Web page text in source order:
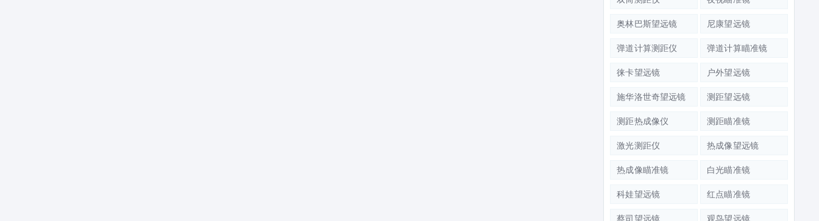
奥林巴斯望远镜 尼康望远镜
弹道计算测距仪 弹道计算瞄准镜
徕卡望远镜 户外望远镜
施华洛世奇望远镜 测距望远镜
测距热成像仪 测距瞄准镜
激光测距仪 热成像望远镜
热成像瞄准镜 白光瞄准镜
科娃望远镜 红点瞄准镜
蔡司望远镜 观鸟望远镜